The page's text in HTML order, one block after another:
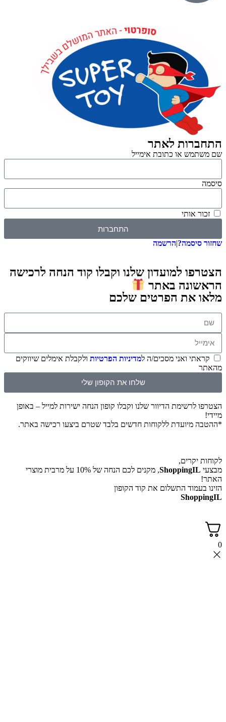
התחברות לאתר
שם משתמש או כתובת אימייל
סיסמה
זכור אותי
התחברות
שחזור סיסמה?|הרשמה
הצטרפו למועדון שלנו וקבלו קוד הנחה לרכישה
הראשונה באתר
מלאו את הפרטים שלכם
קראתי ואני מסכים/ה למדיניות הפרטיות ולקבלת אימלים שיווקים
מהאתר
שלחו את הקופון שלי
הצטרפו לרשימת הדיוור שלנו וקבלו קופון הנחה ישירות למייל – באופן
מיידי!
*ההטבה מיועדת ללקוחות חדשים בלבד שטרם ביצעו רכישה באתר.
לקוחות יקרים,
מבצעי ShoppingIL
, מקנים לכם הנחה של 10% על מרבית מוצרי
האתר!
הזינו בעמוד התשלום את קוד הקופון
ShoppingIL
0